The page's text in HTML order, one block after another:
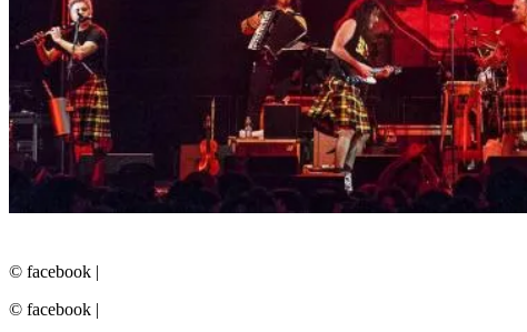
© facebook |
© facebook |